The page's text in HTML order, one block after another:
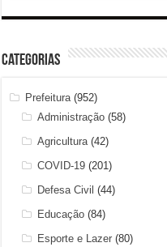
Categorias
Prefeitura (952)
Administração (58)
Agricultura (42)
COVID-19 (201)
Defesa Civil (44)
Educação (84)
Esporte e Lazer (80)